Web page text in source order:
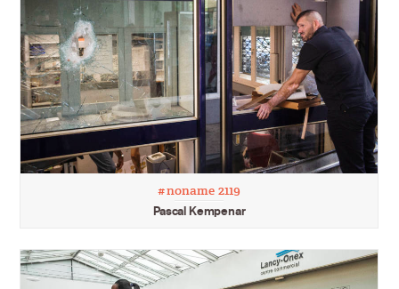
#noname 2119
Pascal Kempenar